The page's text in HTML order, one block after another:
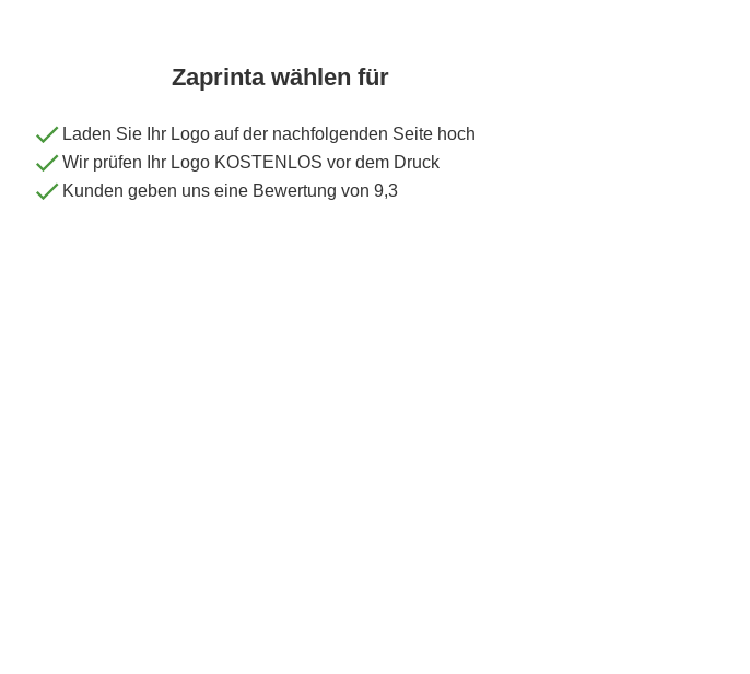
Zaprinta wählen für
Laden Sie Ihr Logo auf der nachfolgenden Seite hoch
Wir prüfen Ihr Logo KOSTENLOS vor dem Druck
Kunden geben uns eine Bewertung von 9,3